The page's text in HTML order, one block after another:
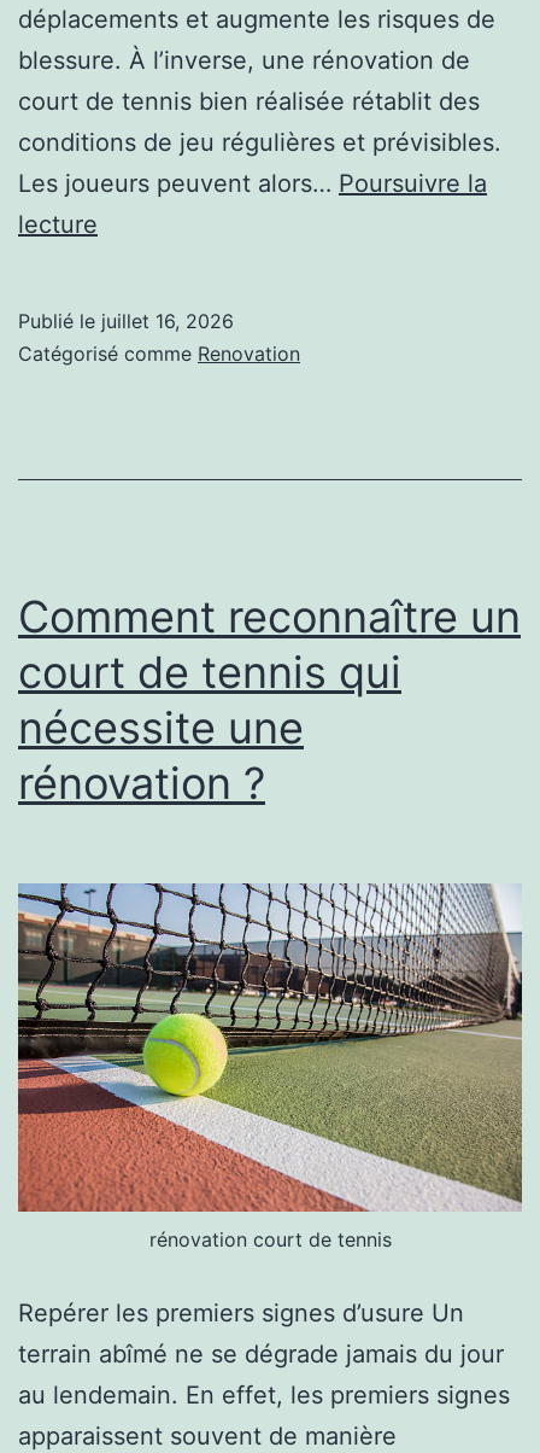
déplacements et augmente les risques de
blessure. À l’inverse, une rénovation de
court de tennis bien réalisée rétablit des
conditions de jeu régulières et prévisibles.
Les joueurs peuvent alors… Poursuivre la
lecture
d’un
les
performances
sportives
?
Publié le juillet 16, 2026
Catégorisé comme Renovation
Comment reconnaître un
court de tennis qui
nécessite une
rénovation ?
rénovation court de tennis
Repérer les premiers signes d’usure Un
terrain abîmé ne se dégrade jamais du jour
au lendemain. En effet, les premiers signes
apparaissent souvent de manière